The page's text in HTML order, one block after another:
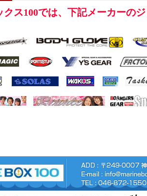
クス100では、下記メーカーの